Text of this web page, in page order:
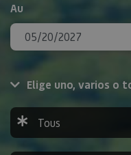
Au
Elige uno, varios o
Tous